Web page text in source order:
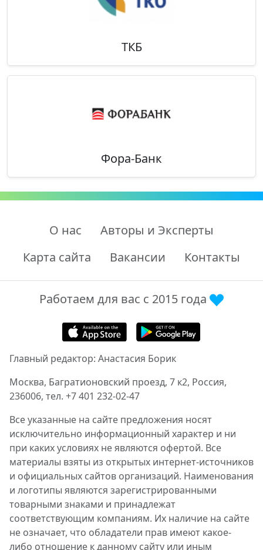
ТКБ
Фора-Банк
О нас
Авторы и Эксперты
Карта сайта
Вакансии Контакты
Работаем для вас с 2015 года
Главный редактор: Анастасия Борик
Москва, Багратионовский проезд, 7 к2, Россия,
236006, тел. +7 401 232-02-47
Все указанные на сайте предложения носят
исключительно информационный характер и ни
при каких условиях не являются офертой. Все
материалы взяты из открытых интернет-источников
и официальных сайтов организаций. Наименования
и логотипы являются зарегистрированными
товарными знаками и принадлежат
соответствующим компаниям. Их наличие на сайте
не означает, что обладатели прав имеют какое-
либо отношение к данному сайту или иным